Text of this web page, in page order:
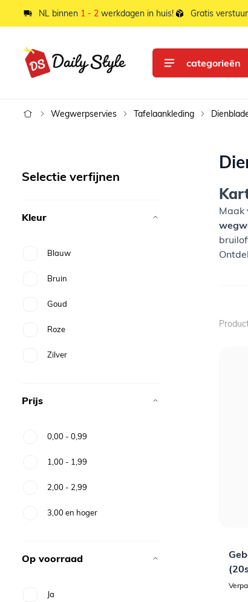
Ga naar de inhoud
NL binnen 1 - 2 werkdagen in huis! Gratis
categorieën
Wegwerpservies Tafelaankleding
Selectie verfijnen
Kleur
Blauw
Bruin
Goud
Roze
Zilver
Prijs
0,00 - 0,99
1,00 - 1,99
2,00 - 2,99
3,00en hoger
Op voorraad
Ja
Maak